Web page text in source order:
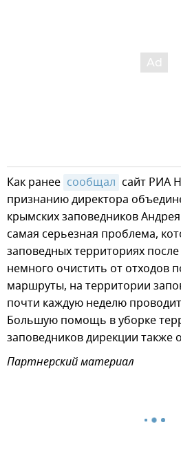
Как ранее сообщал сайт РИА
признанию директора
крымских заповедников
самая серьезная проблема,
заповедных территориях
немного очистить от отходов
маршруты, на территории
почти каждую неделю
Большую помощь в уборке
заповедников дирекции также
Партнерский материал